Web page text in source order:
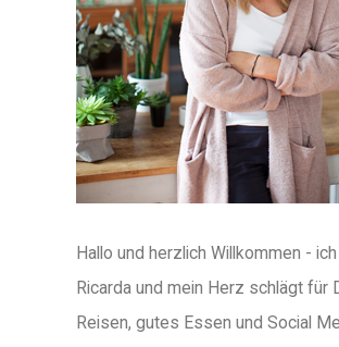
Hallo und herzlich Willkommen -
Ricarda und mein Herz schlägt für
Reisen, gutes Essen und Social